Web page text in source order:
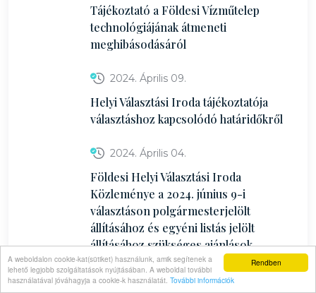
Rendben
A weboldalon cookie-kat(sütiket) használunk, amik segítenek a
lehető legjobb szolgáltatások nyújtásában. A weboldal további
használatával jóváhagyja a cookie-k használatát. További információk
Tájékoztató a Földesi Vízműtelep
technológiájának átmeneti
meghibásodásáról
2024. Április 09.
Helyi Választási Iroda tájékoztatója
választáshoz kapcsolódó határidőkről
2024. Április 04.
Földesi Helyi Választási Iroda
Közleménye a 2024. június 9-i
választáson polgármesterjelölt
állításához és egyéni listás jelölt
állításához szükséges ajánlások
számának meghatározásáról